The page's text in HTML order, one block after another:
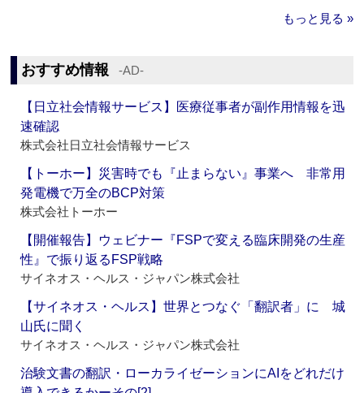
もっと見る »
おすすめ情報 ‐AD‐
【日立社会情報サービス】医療従事者が副作用情報を迅
速確認
株式会社日立社会情報サービス
【トーホー】災害時でも『止まらない』事業へ 非常用
発電機で万全のBCP対策
株式会社トーホー
【開催報告】ウェビナー『FSPで変える臨床開発の生産
性』で振り返るFSP戦略
サイネオス・ヘルス・ジャパン株式会社
【サイネオス・ヘルス】世界とつなぐ「翻訳者」に 城
山氏に聞く
サイネオス・ヘルス・ジャパン株式会社
治験文書の翻訳・ローカライゼーションにAIをどれだけ